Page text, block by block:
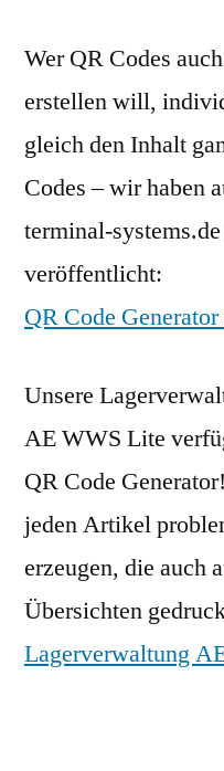
Wer QR Codes
erstellen will,
gleich den Inhalt
Codes – wir haben
terminal-
veröffentlicht:
QR Code
Unsere
AE WWS Lite
QR Code
jeden Artikel
erzeugen, die auch
Übersichten
Lagerverwaltung